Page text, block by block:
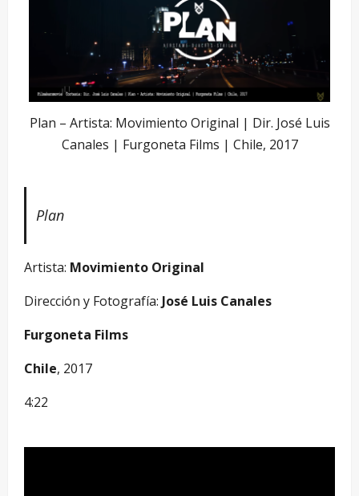
Plan – Artista: Movimiento Original | Dir. José Luis
Canales | Furgoneta Films | Chile, 2017
Plan
Artista: Movimiento Original
Dirección y Fotografía: José Luis Canales
Furgoneta Films
Chile, 2017
4:22